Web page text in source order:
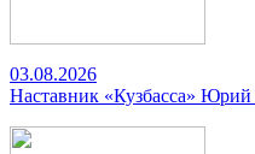
03.08.2026
Наставник «Кузбасса» Юрий